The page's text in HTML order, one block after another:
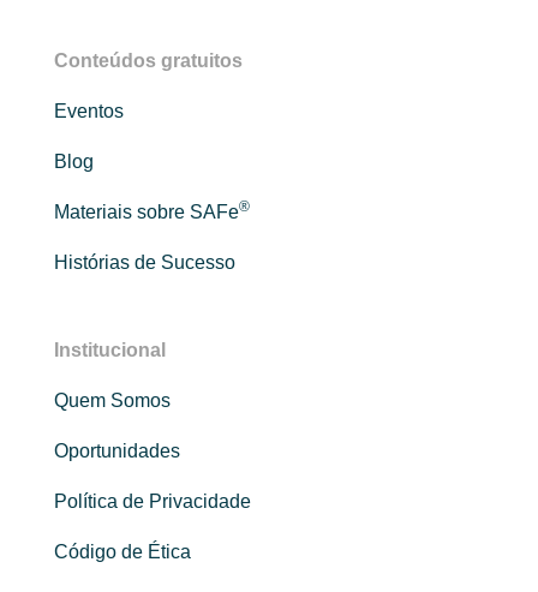
Conteúdos gratuitos
Eventos
Blog
Materiais sobre SAFe®
Histórias de Sucesso
Institucional
Quem Somos
Oportunidades
Política de Privacidade
Código de Ética